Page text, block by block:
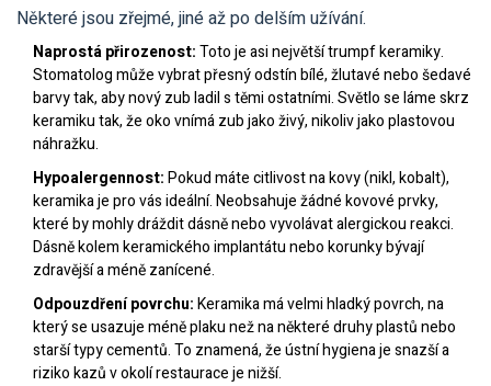
Některé jsou zřejmé, jiné až po delším užívání.
Naprostá přirozenost:Toto je asi největší trumpf keramiky.
Stomatolog může vybrat přesný odstín bílé, žlutavé nebo šedavé
barvy tak, aby nový zub ladil s těmi ostatními. Světlo se láme skrz
keramiku tak, že oko vnímá zub jako živý, nikoliv jako plastovou
náhražku.
Hypoalergennost:Pokud máte citlivost na kovy (nikl, kobalt),
keramika je pro vás ideální. Neobsahuje žádné kovové prvky,
které by mohly dráždit dásně nebo vyvolávat alergickou reakci.
Dásně kolem keramického implantátu nebo korunky bývají
zdravější a méně zanícené.
Odpouzdření povrchu:Keramika má velmi hladký povrch, na
který se usazuje méně plaku než na některé druhy plastů nebo
starší typy cementů. To znamená, že ústní hygiena je snazší a
riziko kazů v okolí restaurace je nižší.